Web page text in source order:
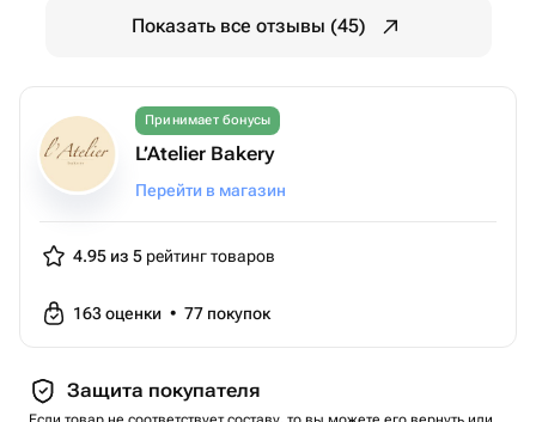
Показать все отзывы (45)
Принимает бонусы
L’Atelier Bakery
Перейти в магазин
4.95 из 5 рейтинг товаров
163оценки • 77 покупок
Защита покупателя